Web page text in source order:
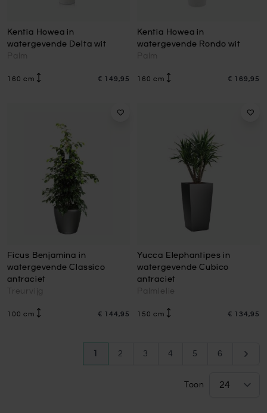
Kentia Howea in
watergevende Delta wit
Palm
160 cm € 149,95
Kentia Howea in
watergevende Rondo wit
Palm
160 cm € 169,95
Ficus Benjamina in
watergevende Classico
antraciet
Treurvijg
100 cm € 144,95
Yucca Elephantipes in
watergevende Cubico
antraciet
Palmlelie
150 cm € 134,95
Pagina
U lees momenteel pagina
Pagina
2 Pagina
3 Pagina
4 Pagina
5 Pagina
6
Toon